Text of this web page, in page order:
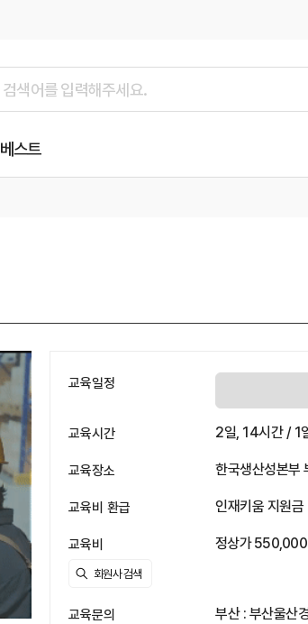
베스트
교육일정
교육시간 2일, 14시간 /
교육장소 한국생산성본부
교육비 환급 인재키움 지원
교육비 정상가 550,000
교육문의 부산 : 부산울